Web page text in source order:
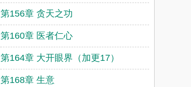
第156章 贪天之功
第160章 医者仁心
第164章 大开眼界（加更17）
第168章 生意